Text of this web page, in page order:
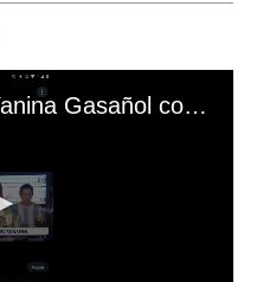
El mal momento de Yanina Gasañol con un hincha argentino en "Subrayado"